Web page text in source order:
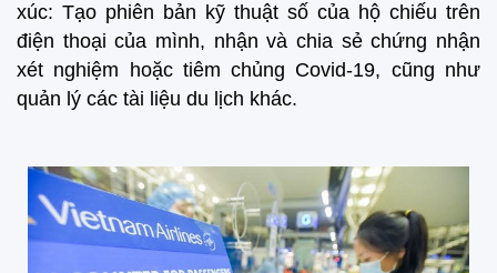
xúc: Tạo phiên bản kỹ thuật số của hộ chiếu trên
điện thoại của mình, nhận và chia sẻ chứng nhận
xét nghiệm hoặc tiêm chủng Covid-19, cũng như
quản lý các tài liệu du lịch khác.